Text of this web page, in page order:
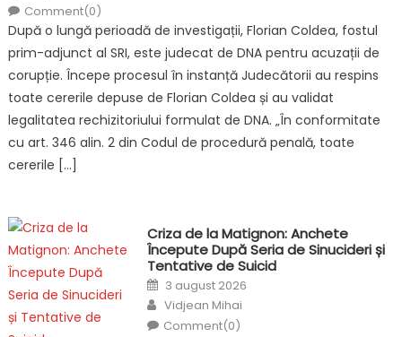
Comment(0)
După o lungă perioadă de investigații, Florian Coldea, fostul
prim-adjunct al SRI, este judecat de DNA pentru acuzații de
corupție. Începe procesul în instanță Judecătorii au respins
toate cererile depuse de Florian Coldea și au validat
legalitatea rechizitoriului formulat de DNA. „În conformitate
cu art. 346 alin. 2 din Codul de procedură penală, toate
cererile […]
Criza de la Matignon: Anchete
Începute După Seria de Sinucideri și
Tentative de Suicid
Posted
on
3 august 2026
Author
Vidjean Mihai
Comment(0)